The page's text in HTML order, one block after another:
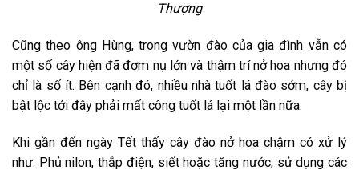
Thượng
Cũng theo ông Hùng, trong vườn đào của gia đình vẫn có
một số cây hiện đã đơm nụ lớn và thậm trí nở hoa nhưng đó
chỉ là số ít. Bên cạnh đó, nhiều nhà tuốt lá đào sớm, cây bị
bật lộc tới đây phải mất công tuốt lá lại một lần nữa.
Khi gần đến ngày Tết thấy cây đào nở hoa chậm có xử lý
như: Phủ nilon, thắp điện, siết hoặc tăng nước, sử dụng các